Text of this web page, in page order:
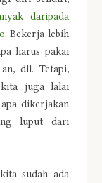
daripada
. Bekerja lebih
harus pakai
dll. Tetapi,
kita juga lalai
dikerjakan
luput dari
sudah ada